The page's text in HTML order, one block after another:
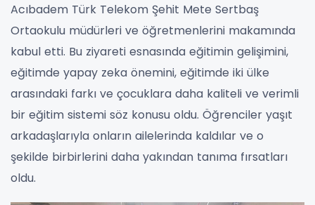
Acıbadem Türk Telekom Şehit Mete Sertbaş
Ortaokulu müdürleri ve öğretmenlerini makamında
kabul etti. Bu ziyareti esnasında eğitimin gelişimini,
eğitimde yapay zeka önemini, eğitimde iki ülke
arasındaki farkı ve çocuklara daha kaliteli ve verimli
bir eğitim sistemi söz konusu oldu. Öğrenciler yaşıt
arkadaşlarıyla onların ailelerinda kaldılar ve o
şekilde birbirlerini daha yakından tanıma fırsatları
oldu.